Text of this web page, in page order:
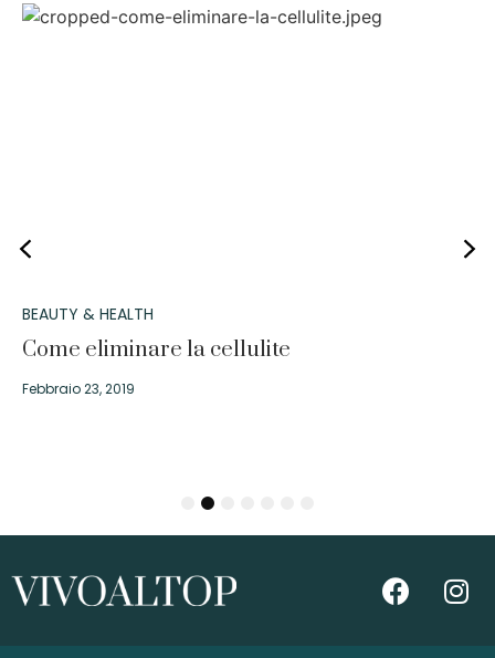
BEAUTY & HEALTH
Come eliminare la cellulite
Febbraio 23, 2019
5